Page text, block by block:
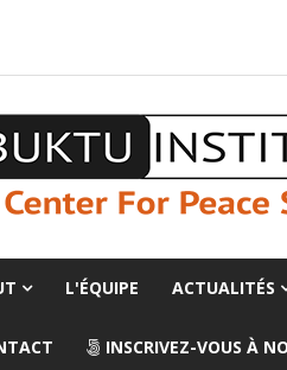
L'ÉQUIPE ACTUALITÉS
INSCRIVEZ-VOUS À